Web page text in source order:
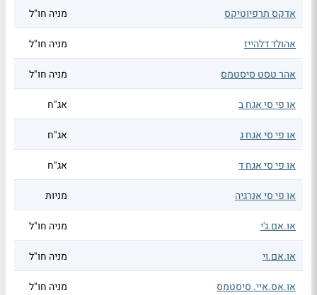
אדקס תרפיוטיקס מניה חו"ל
אהולד דלהייז מניה חו"ל
אהר טסט סיסטמס מניה חו"ל
או פי סי אגח ב אג"ח
או פי סי אגח ג אג"ח
או פי סי אגח ד אג"ח
או פי סי אנרגיה מניות
או.אם.ג'י מניה חו"ל
או.אם.וי מניה חו"ל
או.אס.איי. סיסטמס מניה חו"ל